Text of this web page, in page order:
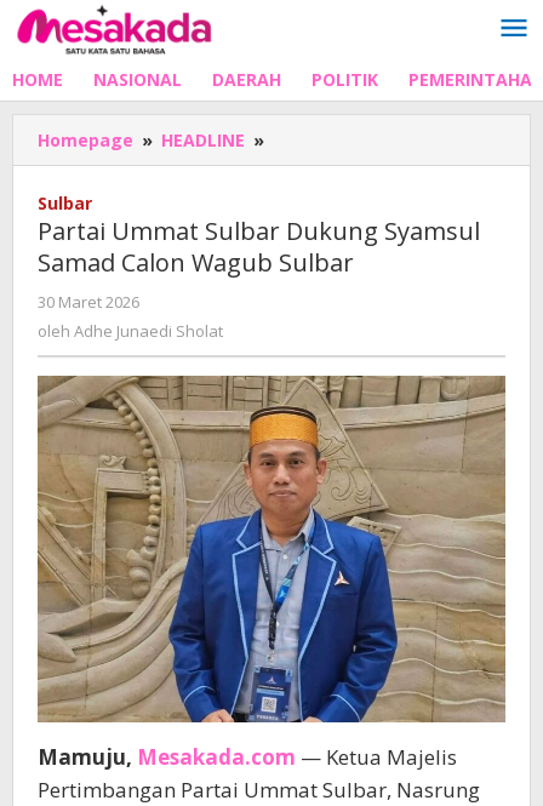
Lewati
ke
HOME NASIONAL DAERAH POLITIK
Homepage » HEADLINE »
Ummat
Syamsul
Samad
Sulbar
Partai Ummat Sulbar Dukung Syamsul
Samad Calon Wagub Sulbar
30 Maret 2026
Adhe
oleh Adhe Junaedi Sholat
Mamuju, Mesakada.com — Ketua Majelis
Pertimbangan Partai Ummat Sulbar, Nasrung